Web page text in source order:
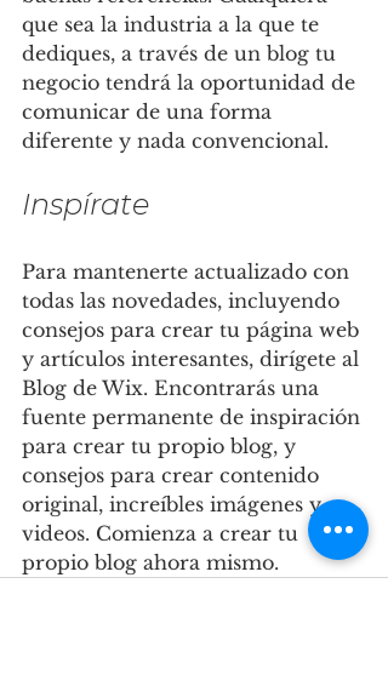
que sea la industria a la que te
dediques, a través de un blog tu
negocio tendrá la oportunidad de
comunicar de una forma
diferente y nada convencional.
Inspírate
Para mantenerte actualizado con
todas las novedades, incluyendo
consejos para crear tu página web
y artículos interesantes, dirígete al
Blog de Wix. Encontrarás una
fuente permanente de inspiración
para crear tu propio blog, y
consejos para crear contenido
original, increíbles imágenes y
videos. Comienza a crear tu
propio blog ahora mismo.